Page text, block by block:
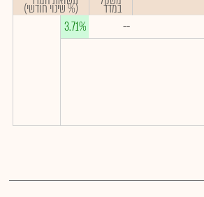
במדד
(% שינוי חודשי)
--
3.71%